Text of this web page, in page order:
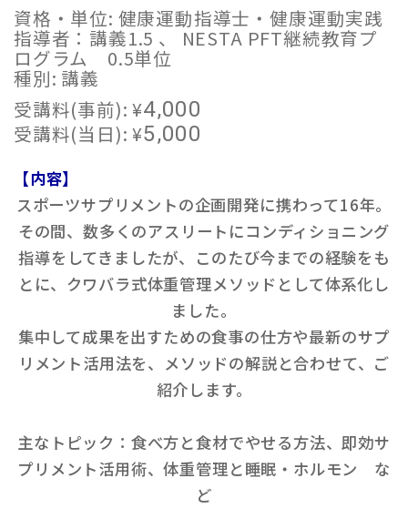
資格・単位: 健康運動指導士・健康運動実践
指導者：講義1.5 、 NESTA PFT継続教育プ
ログラム 0.5単位
種別: 講義
受講料(事前):¥4,000
受講料(当日):¥5,000
【内容】
スポーツサプリメントの企画開発に携わって16年。
その間、数多くのアスリートにコンディショニング
指導をしてきましたが、このたび今までの経験をも
とに、クワバラ式体重管理メソッドとして体系化し
ました。
集中して成果を出すための食事の仕方や最新のサプ
リメント活用法を、メソッドの解説と合わせて、ご
紹介します。
主なトピック：食べ方と食材でやせる方法、即効サ
プリメント活用術、体重管理と睡眠・ホルモン な
ど